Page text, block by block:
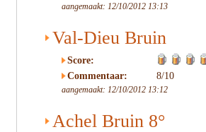
aangemaakt: 12/10/2012 13:13
Val-Dieu Bruin
Score:
Commentaar:
8/10
aangemaakt: 12/10/2012 13:12
Achel Bruin 8°